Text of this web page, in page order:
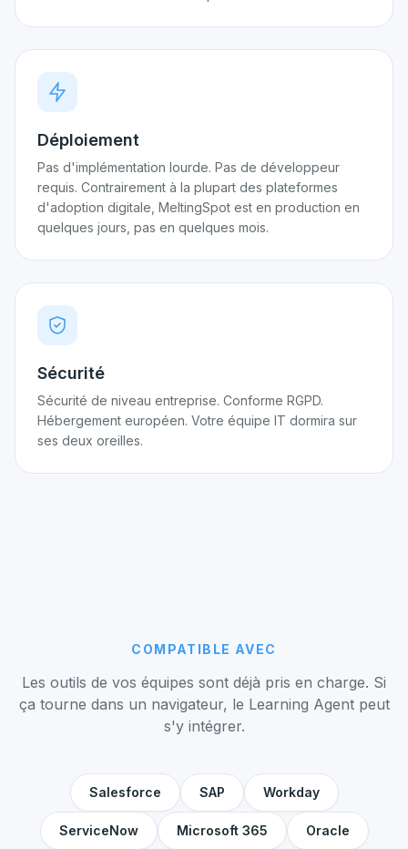
Déploiement
Pas d'implémentation lourde. Pas de développeur
requis. Contrairement à la plupart des plateformes
d'adoption digitale, MeltingSpot est en production en
quelques jours, pas en quelques mois.
Sécurité
Sécurité de niveau entreprise. Conforme RGPD.
Hébergement européen. Votre équipe IT dormira sur
ses deux oreilles.
COMPATIBLE AVEC
Les outils de vos équipes sont déjà pris en charge. Si
ça tourne dans un navigateur, le Learning Agent peut
s'y intégrer.
Salesforce SAP Workday
ServiceNow Microsoft 365 Oracle